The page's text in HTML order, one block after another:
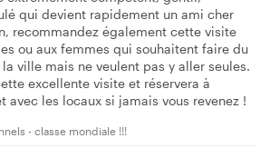
qui devient rapidement un ami cher
recommandez également cette visite
ou aux femmes qui souhaitent faire du
ville mais ne veulent pas y aller seules.
excellente visite et réservera à
avec les locaux si jamais vous revenez !
- classe mondiale !!!